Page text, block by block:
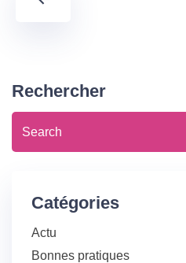
Rechercher
Catégories
Actu
Bonnes pratiques